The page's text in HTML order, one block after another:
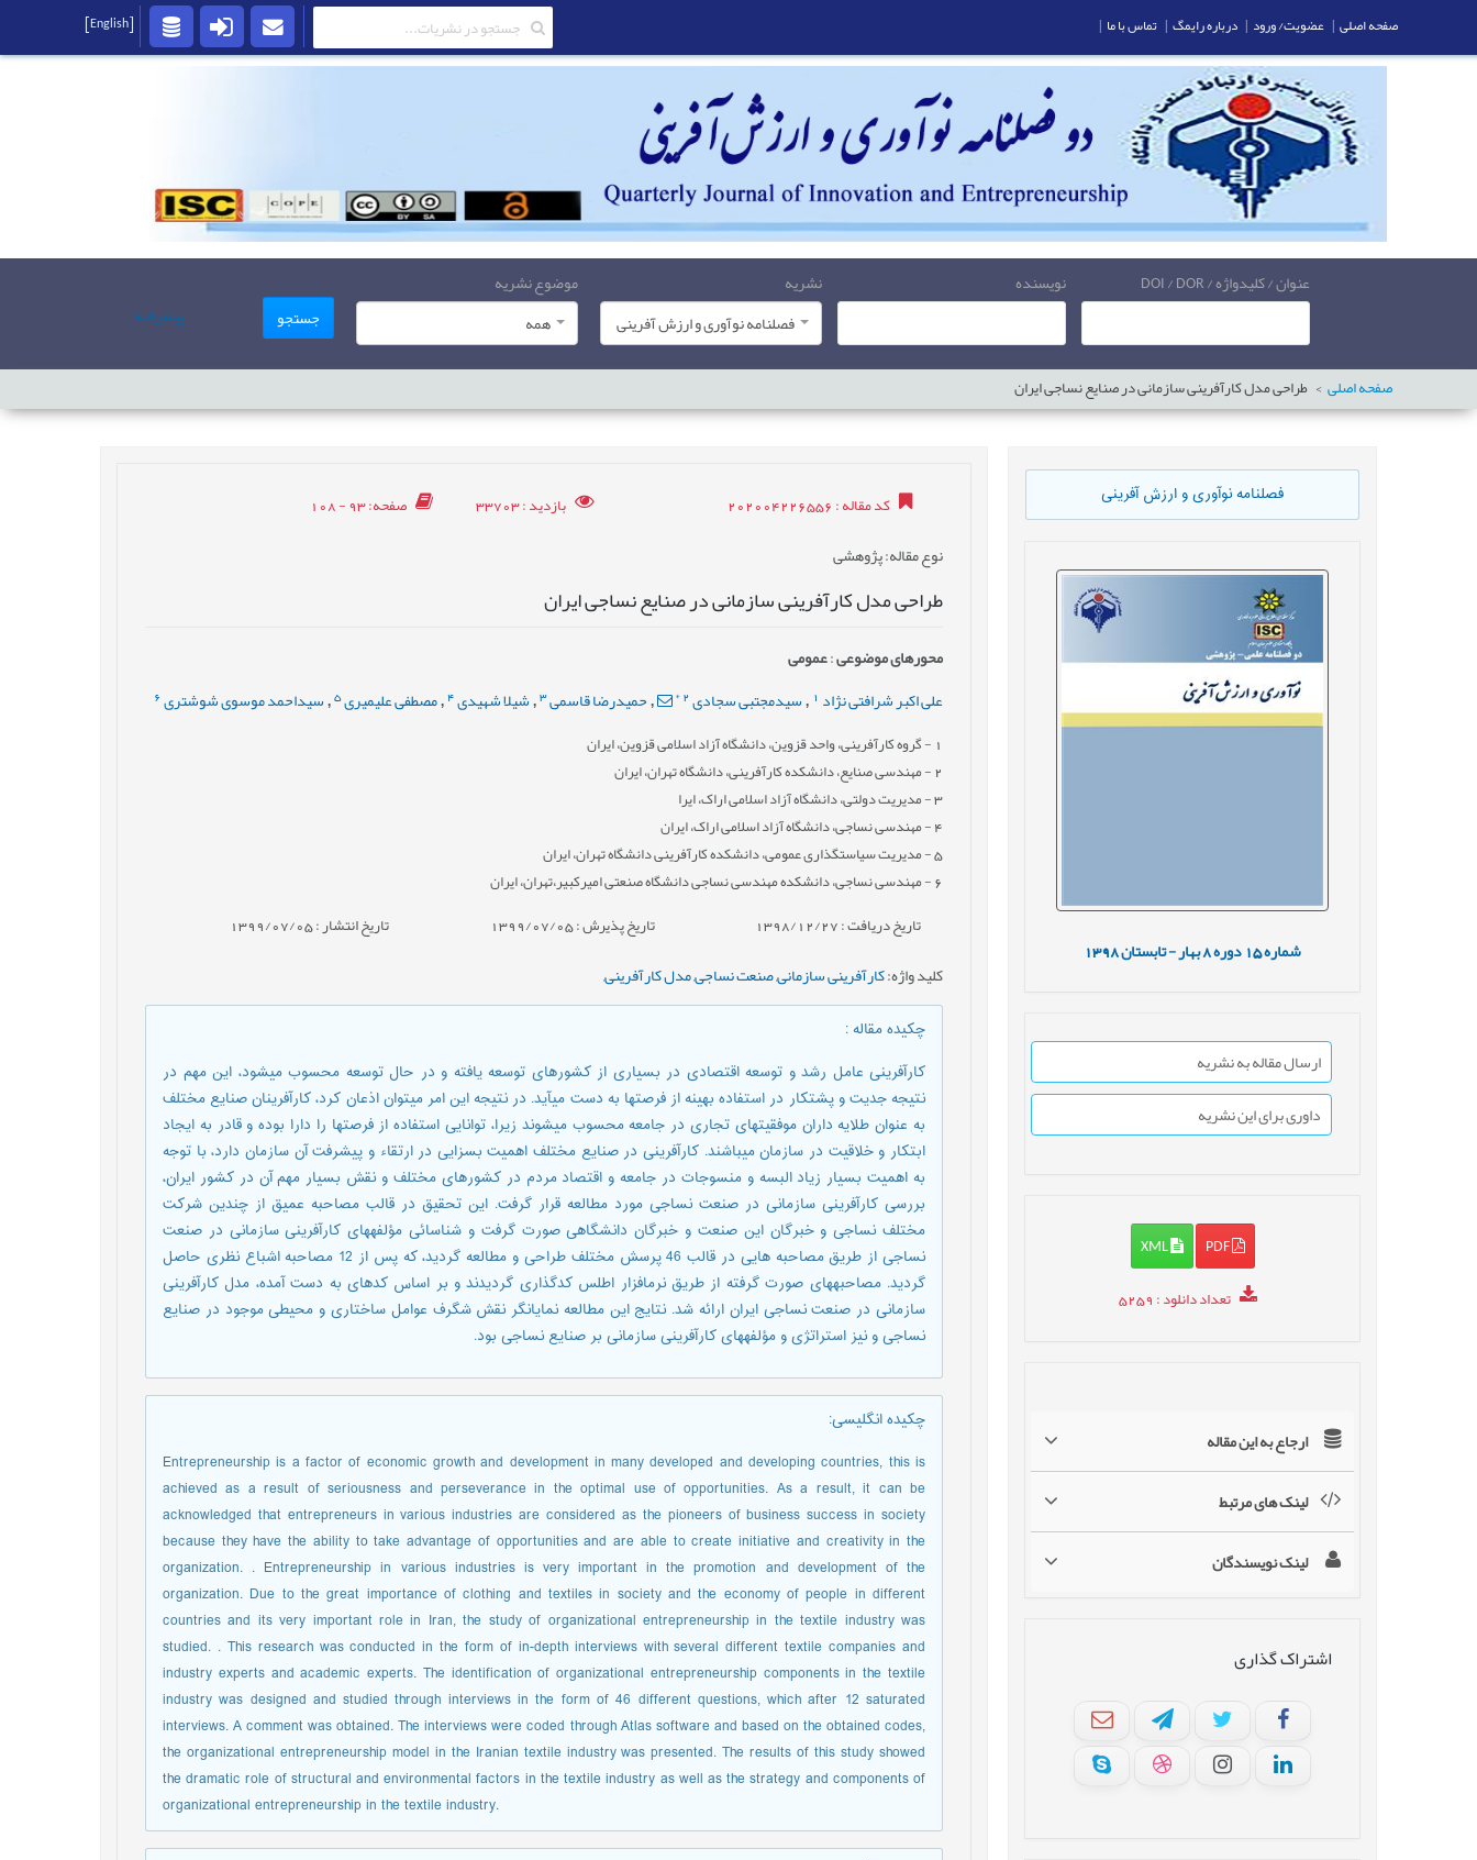
عنوان / کلیدواژه / DOI / DOR نویسنده
نشریه
فصلنامه نوآوری و ارزش آفرینی
موضوع نشریه
همه
جستجو پیشرفته
صفحه اصلی طراحی مدل کارآفرینی سازمانی در صنایع نساجی ایران
فصلنامه نوآوری و ارزش آفرینی
شماره15 دوره بهار - تابستان1398
ارسال مقاله به نشریه
داوری برای این نشریه
PDF
XML
تعداد دانلود: 5259
ارجاع به این مقاله
لینک های مرتبط
لینک نویسندگان
اشتراک گذاری
کد مقاله: 202004226556 بازدید: 33703 صفحه: 93 - 108
نوع مقاله: پژوهشی
طراحی مدل کارآفرینی سازمانی در صنایع نساجی ایران
محورهای موضوعی:عمومى
علی اکبر شرافتی‏ نژاد 1
,سیدمجتبی سجادی2
*
,حمیدرضا قاسمی3
,شیلا شهیدی4
,مصطفی علیمیری5
,سیداحمد موسوی شوشتری6
1 - گروه کارآفرینی، واحد قزوین، دانشگاه آزاد اسلامی قزوین، ایران
2- مهندسی صنایع، دانشکده کارآفرینی، دانشگاه تهران، ایران
3- مدیریت دولتی، دانشگاه آزاد اسلامی اراک، ایرا
4- مهندسی نساجی، دانشگاه آزاد اسلامی اراک، ایران
5- مدیریت سیاستگذاری عمومی، دانشکده کارآفرینی دانشگاه تهران، ایران
6- مهندسی نساجی، دانشکده مهندسی نساجی دانشگاه صنعتی امیرکبیر،تهران، ایران
تاریخ دریافت : 1398/12/27 تاریخ پذیرش : 1399/07/05 تاریخ انتشار : 1399/07/05
کلید واژه:کارآفرینی سازمانی,صنعت نساجی,مدل کارآفرینی,
چکیده مقاله:
کارآفرینی عامل رشد و توسعه اقتصادی در بسیاری از کشورهای توسعه یافته و در حال توسعه محسوب می‏شود، این مهم در
نتیجه جدیت و پشتكار در استفاده بهینه از فرصت‏ها به دست می‏آید. در نتیجه این امر می‏توان اذعان کرد، کارآفرینان صنایع مختلف
به عنوان طلایه داران موفقیت‏های تجاری در جامعه محسوب می‏شوند زیرا، توانایی استفاده از فرصت‏ها را دارا بوده و قادر به ایجاد
ابتكار و خلاقیت در سازمان می‏باشند. کارآفرینی در صنایع مختلف اهمیت بسزایی در ارتقاء و پیشرفت آن سازمان دارد، با توجه
به اهمیت بسیار زیاد البسه و منسوجات در جامعه و اقتصاد مردم در کشورهای مختلف و نقش بسیار مهم آن در کشور ایران،
بررسی کارآفرینی سازمانی در صنعت نساجی مورد مطالعه قرار گرفت. این تحقیق در قالب مصاحبه عمیق از چندین شرکت
مختلف نساجی و خبرگان این صنعت و خبرگان دانشگاهی صورت گرفت و شناسائی مؤلفه‏های کارآفرینی سازمانی در صنعت
نساجی از طریق مصاحبه هایی در قالب 46 پرسش مختلف طراحی و مطالعه گردید، که پس از 12 مصاحبه اشباع نظری حاصل
گردید. مصاحبه‏های صورت گرفته از طریق نرم‏افزار اطلس کدگذاری گردیدند و بر اساس کدهای به دست آمده، مدل کارآفرینی
سازمانی در صنعت نساجی ایران ارائه شد. نتایج این مطالعه نمایانگر نقش شگرف عوامل ساختاری و محیطی موجود در صنایع
نساجی و نیز استراتژی و مؤلفه‏های کارآفرینی سازمانی بر صنایع نساجی بود.
چکیده انگلیسی:
Entrepreneurship is a factor of economic growth and development in many developed and developing countries, this is
achieved as a result of seriousness and perseverance in the optimal use of opportunities. As a result, it can be
acknowledged that entrepreneurs in various industries are considered as the pioneers of business success in society
because they have the ability to take advantage of opportunities and are able to create initiative and creativity in the
organization. . Entrepreneurship in various industries is very important in the promotion and development of the
organization. Due to the great importance of clothing and textiles in society and the economy of people in different
countries and its very important role in Iran, the study of organizational entrepreneurship in the textile industry was
studied. . This research was conducted in the form of in-depth interviews with several different textile companies and
industry experts and academic experts. The identification of organizational entrepreneurship components in the textile
industry was designed and studied through interviews in the form of 46 different questions, which after 12 saturated
interviews. A comment was obtained. The interviews were coded through Atlas software and based on the obtained codes,
the organizational entrepreneurship model in the Iranian textile industry was presented. The results of this study showed
the dramatic role of structural and environmental factors in the textile industry as well as the strategy and components of
organizational entrepreneurship in the textile industry.
صفحه اصلی | عضویت/ ورود | درباره رایمگ | تماس با ما |
[English]